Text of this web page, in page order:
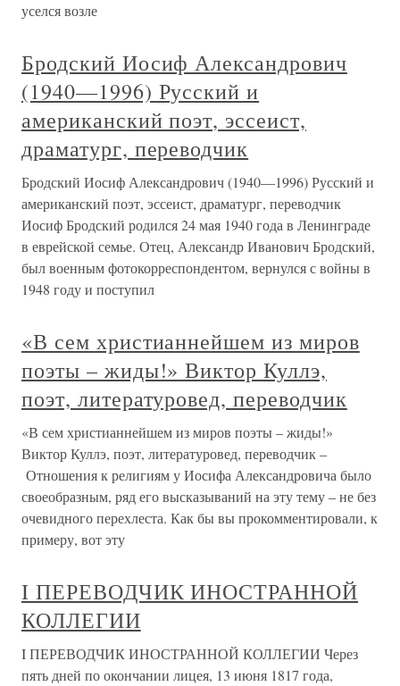
уселся возле
Бродский Иосиф Александрович
(1940—1996) Русский и
американский поэт, эссеист,
драматург, переводчик
Бродский Иосиф Александрович (1940—1996) Русский и
американский поэт, эссеист, драматург, переводчик
Иосиф Бродский родился 24 мая 1940 года в Ленинграде
в еврейской семье. Отец, Александр Иванович Бродский,
был военным фотокорреспондентом, вернулся с войны в
1948 году и поступил
«В сем христианнейшем из миров
поэты – жиды!» Виктор Куллэ,
поэт, литературовед, переводчик
«В сем христианнейшем из миров поэты – жиды!»
Виктор Куллэ, поэт, литературовед, переводчик –
Отношения к религиям у Иосифа Александровича было
своеобразным, ряд его высказываний на эту тему – не без
очевидного перехлеста. Как бы вы прокомментировали, к
примеру, вот эту
I ПЕРЕВОДЧИК ИНОСТРАННОЙ
КОЛЛЕГИИ
I ПЕРЕВОДЧИК ИНОСТРАННОЙ КОЛЛЕГИИ Через
пять дней по окончании лицея, 13 июня 1817 года,